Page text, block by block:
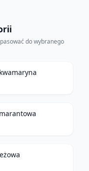
do wybranego